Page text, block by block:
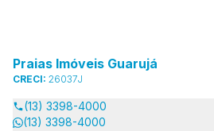
Praias Imóveis Guarujá
CRECI: 26037J
(13) 3398-4000
(13) 3398-4000